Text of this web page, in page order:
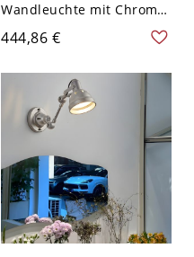
Wandleuchte mit Chrom-
Metallschirm, Licht nach
oben und unten, LED-
Leuchte, fest verdrahtet,
110V-120V, 14,5"
444,86 €